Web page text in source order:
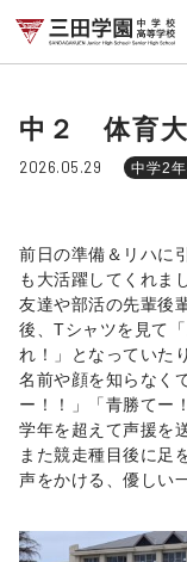
中２ 体育
2026.05.29 中学2
前日の準備＆リハに
も大活躍してくれま
友達や部活の先輩後
後、Tシャツを見て
れ！」となっていたり
名前や顔を知らなく
ー！！」「青勝てー
学年を超えて声援を
また競走種目後に足
声をかける、優しい